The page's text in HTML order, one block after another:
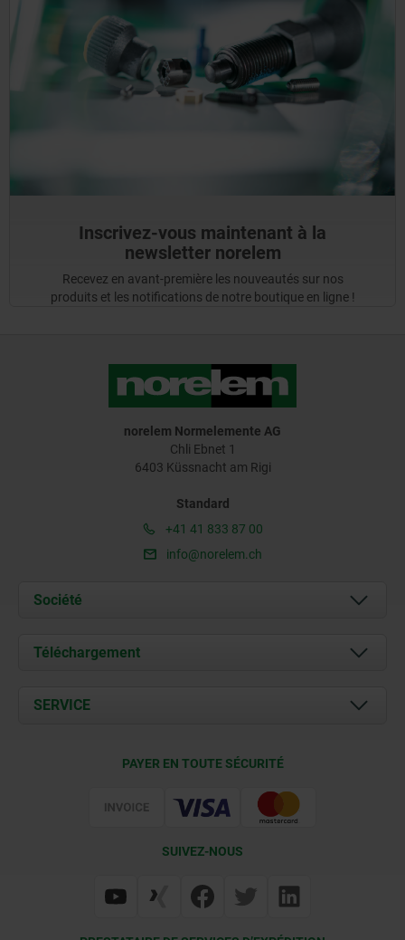
Inscrivez-vous maintenant à la
newsletter norelem
Recevez en avant-première les nouveautés sur nos
produits et les notifications de notre boutique en ligne !
norelem Normelemente AG
Chli Ebnet 1
6403 Küssnacht am Rigi
Standard
+41 41 833 87 00
info@norelem.ch
Société
À propos de nous
Contact
Téléchargement
Documents
SERVICE
PAYER EN TOUTE SÉCURITÉ
SUIVEZ-NOUS